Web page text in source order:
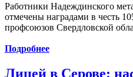
Работники Надеждинского
отмечены наградами в честь
профсоюзов Свердловской
Подробнее
Лицей в Серове: